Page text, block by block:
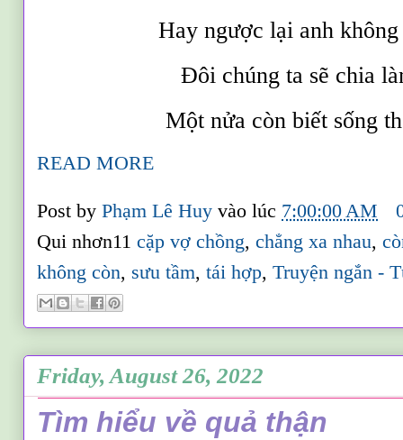
Hay ngược lại anh
Đôi chúng ta sẽ chia
Một nửa còn biết sống
READ MORE
Post byPhạm Lê Huyvào lúc 7:00:00 AM
Qui nhơn11cặp vợ chồng,chẳng xa nhau,
không còn, sưu tầm,tái hợp,Truyện ngắn -
Friday, August 26, 2022
Tìm hiểu về quả thận